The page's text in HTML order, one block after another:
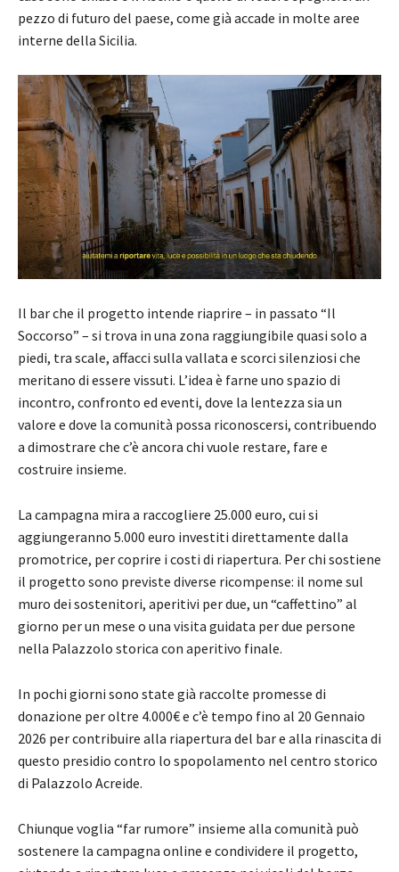
pezzo di futuro del paese, come già accade in molte aree
interne della Sicilia.
Il bar che il progetto intende riaprire – in passato “Il
Soccorso” – si trova in una zona raggiungibile quasi solo a
piedi, tra scale, affacci sulla vallata e scorci silenziosi che
meritano di essere vissuti. L’idea è farne uno spazio di
incontro, confronto ed eventi, dove la lentezza sia un
valore e dove la comunità possa riconoscersi, contribuendo
a dimostrare che c’è ancora chi vuole restare, fare e
costruire insieme.
La campagna mira a raccogliere 25.000 euro, cui si
aggiungeranno 5.000 euro investiti direttamente dalla
promotrice, per coprire i costi di riapertura. Per chi sostiene
il progetto sono previste diverse ricompense: il nome sul
muro dei sostenitori, aperitivi per due, un “caffettino” al
giorno per un mese o una visita guidata per due persone
nella Palazzolo storica con aperitivo finale.
In pochi giorni sono state già raccolte promesse di
donazione per oltre 4.000€ e c’è tempo fino al 20 Gennaio
2026 per contribuire alla riapertura del bar e alla rinascita di
questo presidio contro lo spopolamento nel centro storico
di Palazzolo Acreide.
Chiunque voglia “far rumore” insieme alla comunità può
sostenere la campagna online e condividere il progetto,